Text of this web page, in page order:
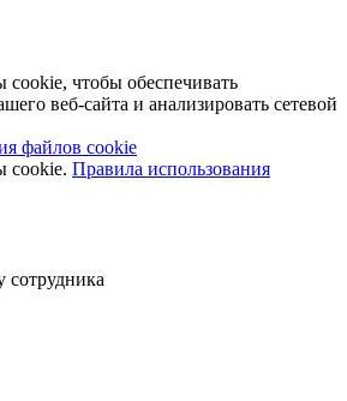
чтобы обеспечивать
веб-сайта и анализировать сетевой
файлов cookie
cookie. Правила использования